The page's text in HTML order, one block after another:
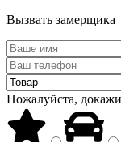
Вызвать замерщика
Пожалуйста,